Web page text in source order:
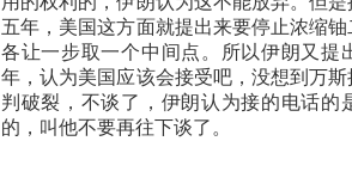
五年，美国这方面就提出来要停止浓缩
各让一步取一个中间点。所以伊朗又提
年，认为美国应该会接受吧，没想到万
判破裂，不谈了，伊朗认为接的电话的
的，叫他不要再往下谈了。